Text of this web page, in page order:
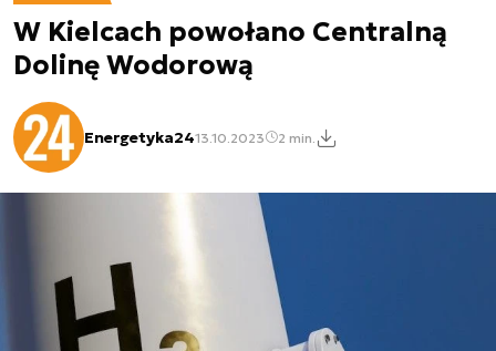
W Kielcach powołano Centralną
Dolinę Wodorową
Energetyka2413.10.2023 2 min.